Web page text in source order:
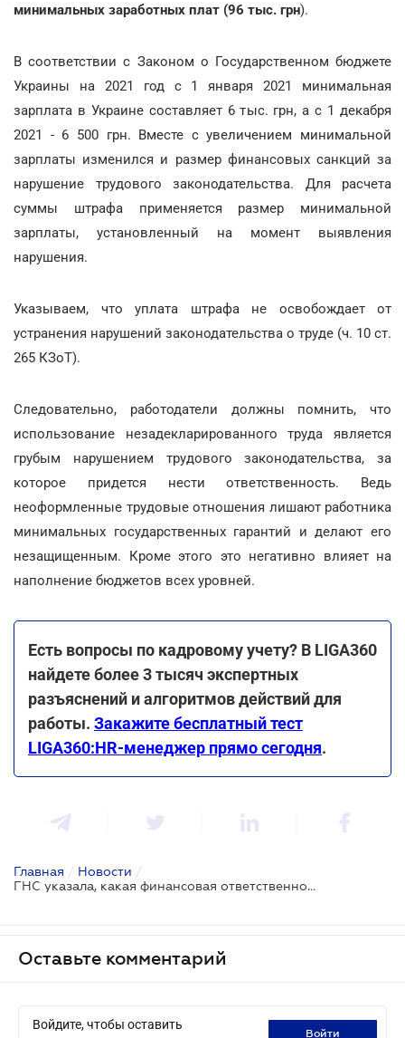
минимальных заработных плат (96 тыс. грн).
В соответствии с Законом о Государственном бюджете
Украины на 2021 год с 1 января 2021 минимальная
зарплата в Украине составляет 6 тыс. грн, а с 1 декабря
2021 - 6 500 грн. Вместе с увеличением минимальной
зарплаты изменился и размер финансовых санкций за
нарушение трудового законодательства. Для расчета
суммы штрафа применяется размер минимальной
зарплаты, установленный на момент выявления
нарушения.
Указываем, что уплата штрафа не освобождает от
устранения нарушений законодательства о труде (ч. 10 ст.
265 КЗоТ).
Следовательно, работодатели должны помнить, что
использование незадекларированного труда является
грубым нарушением трудового законодательства, за
которое придется нести ответственность. Ведь
неоформленные трудовые отношения лишают работника
минимальных государственных гарантий и делают его
незащищенным. Кроме этого это негативно влияет на
наполнение бюджетов всех уровней.
Есть вопросы по кадровому учету? В LIGA360
найдете более 3 тысяч экспертных
разъяснений и алгоритмов действий для
работы. Закажите бесплатный тест
LIGA360:HR-менеджер прямо сегодня.
Главная / Новости /
ГНС указала, какая финансовая ответственность наступает за нарушение трудового законодательства
Оставьте комментарий
Войдите, чтобы оставить
войти